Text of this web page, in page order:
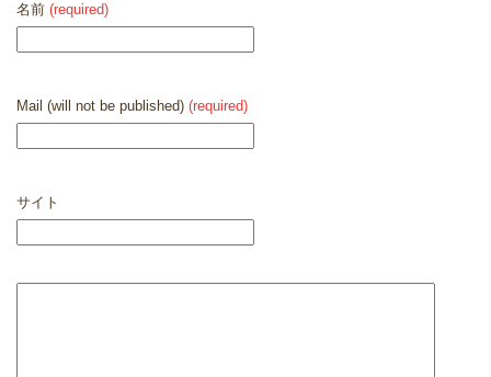
名前 (required)
Mail (will not be published) (required)
サイト